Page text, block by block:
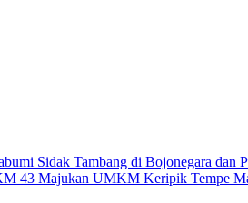
Sidak Tambang di Bojonegara dan
43 Majukan UMKM Keripik Tempe